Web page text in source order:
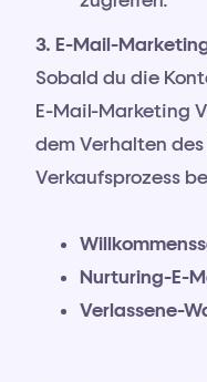
3. E-Mail-
Sobald du die
E-Mail-Marketing
dem Verhalten
Verkaufsprozess
Nurturing-E-
Verlassene-